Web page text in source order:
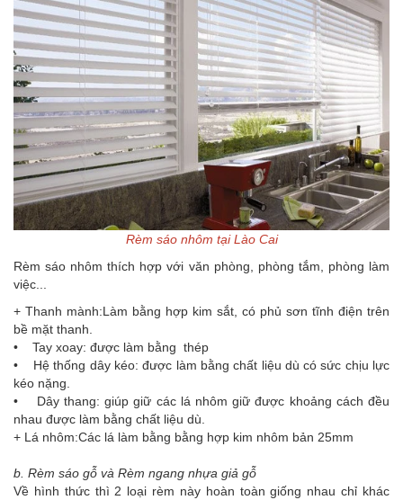
Rèm sáo nhôm tại Lào Cai
Rèm sáo nhôm thích hợp với văn phòng, phòng tắm, phòng làm
việc...
+ Thanh mành:Làm bằng hợp kim sắt, có phủ sơn tĩnh điện trên
bề mặt thanh.
• Tay xoay: được làm bằng thép
• Hệ thống dây kéo: được làm bằng chất liệu dù có sức chịu lực
kéo nặng.
• Dây thang: giúp giữ các lá nhôm giữ được khoảng cách đều
nhau được làm bằng chất liệu dù.
+ Lá nhôm:Các lá làm bằng bằng hợp kim nhôm bản 25mm
b. Rèm sáo gỗ và Rèm ngang nhựa giả gỗ
Về hình thức thì 2 loại rèm này hoàn toàn giống nhau chỉ khác